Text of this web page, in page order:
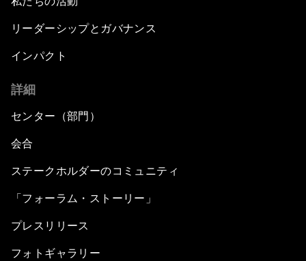
リーダーシップとガバナンス
インパクト
詳細
センター（部門）
会合
ステークホルダーのコミュニティ
「フォーラム・ストーリー」
プレスリリース
フォトギャラリー